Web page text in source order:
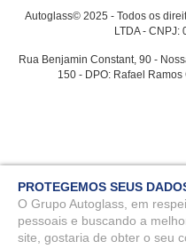
Autoglass© 2025 - Todos os
LTDA -
Rua Benjamin Constant, 90 -
150 - DPO: Rafael
PROTEGEMOS SEUS
O Grupo Autoglass, em
pessoais e buscando a
site, gostaria de obter o seu